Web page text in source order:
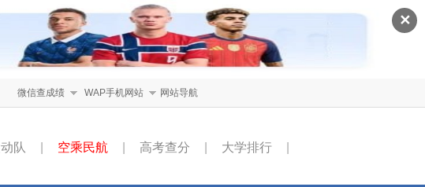
✕
微信查成绩 WAP手机网站 网站导航
队 空乘民航 高考查分 大学排行